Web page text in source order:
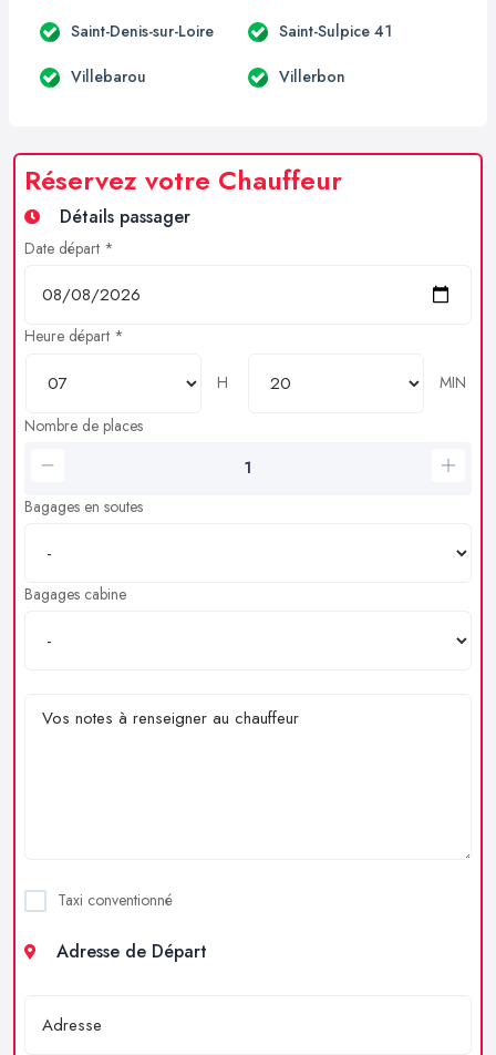
Saint-Denis-sur-Loire Saint-Sulpice 41
Villebarou Villerbon
Réservez votre Chauffeur
Détails passager
Date départ *
Heure départ *
H
MIN
Nombre de places
Bagages en soutes
Bagages cabine
Taxi conventionné
Adresse de Départ